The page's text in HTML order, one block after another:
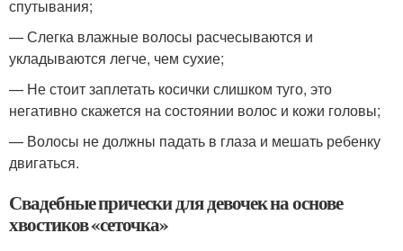
спутывания;
— Слегка влажные волосы расчесываются и
укладываются легче, чем сухие;
— Не стоит заплетать косички слишком туго, это
негативно скажется на состоянии волос и кожи головы;
— Волосы не должны падать в глаза и мешать ребенку
двигаться.
Свадебные прически для девочек на основе
хвостиков «сеточка»